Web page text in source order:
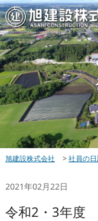
旭建設株式会社 > 社員の
2021年02月22日
令和2・3年度